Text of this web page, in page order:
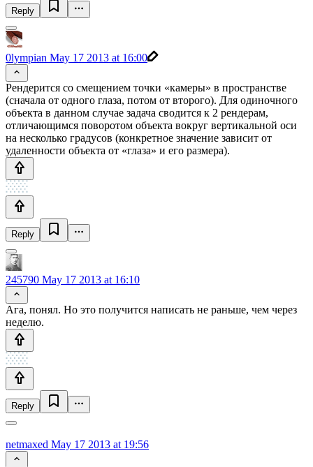
Reply
0lympian May 17 2013 at 16:00
Рендерится со смещением точки «камеры» в пространстве
(сначала от одного глаза, потом от второго). Для одиночного
объекта в данном случае задача сводится к 2 рендерам,
отличающимся поворотом объекта вокруг вертикальной оси
на несколько градусов (конкретное значение зависит от
удаленности объекта от «глаза» и его размера).
Reply
245790 May 17 2013 at 16:10
Ага, понял. Но это получится написать не раньше, чем через
неделю.
Reply
netmaxed May 17 2013 at 19:56